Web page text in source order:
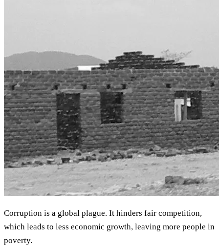
Corruption is a global plague. It hinders fair competition,
which leads to less economic growth, leaving more people in
poverty.